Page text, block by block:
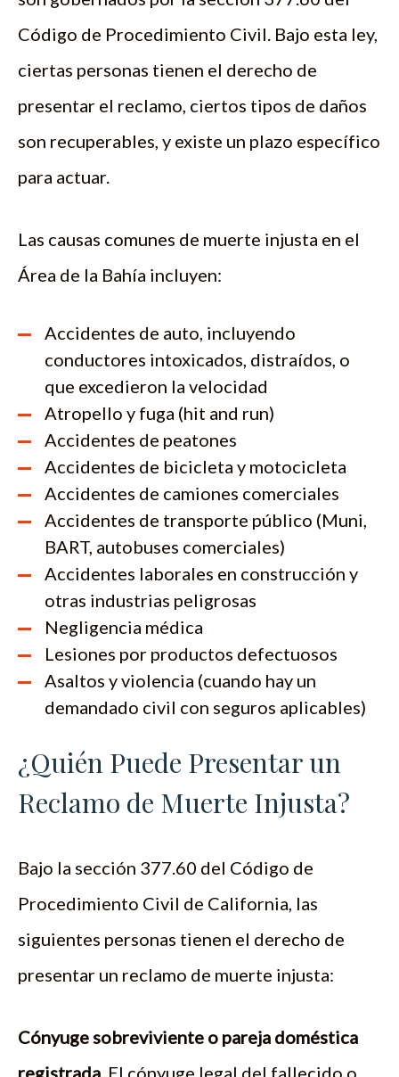
Código de Procedimiento Civil. Bajo esta ley,
ciertas personas tienen el derecho de
presentar el reclamo, ciertos tipos de daños
son recuperables, y existe un plazo específico
para actuar.
Las causas comunes de muerte injusta en el
Área de la Bahía incluyen:
Accidentes de auto, incluyendo
conductores intoxicados, distraídos, o
que excedieron la velocidad
Atropello y fuga (hit and run)
Accidentes de peatones
Accidentes de bicicleta y motocicleta
Accidentes de camiones comerciales
Accidentes de transporte público (Muni,
BART, autobuses comerciales)
Accidentes laborales en construcción y
otras industrias peligrosas
Negligencia médica
Lesiones por productos defectuosos
Asaltos y violencia (cuando hay un
demandado civil con seguros aplicables)
¿Quién Puede Presentar un
Reclamo de Muerte Injusta?
Bajo la sección 377.60 del Código de
Procedimiento Civil de California, las
siguientes personas tienen el derecho de
presentar un reclamo de muerte injusta:
Cónyuge sobreviviente o pareja doméstica
registrada.El cónyuge legal del fallecido o